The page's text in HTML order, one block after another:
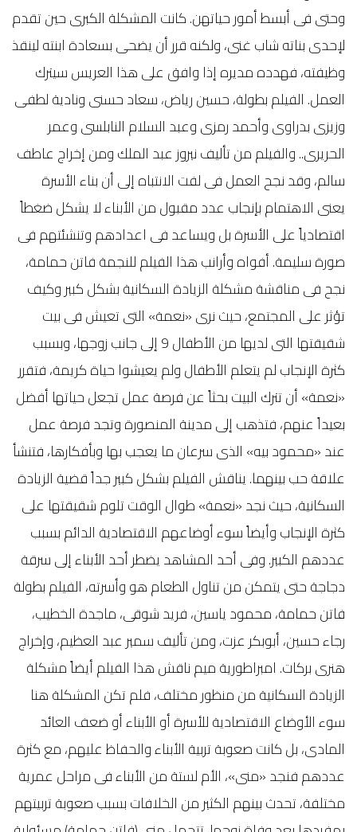
وحتى فى أبسط أمور حياتهن. كانت المشكلة الكبرى حين تقدم
لإحدى بناته شاب غنى، ولكنه قرر أن يضحى بسعادة ابنته لينقذ
وظيفته، فهدده مديره إذا وافق على هذا العريس سيترك
العمل. الفيلم بطولة، حسين رياض، سعاد حسنى ونادية لطفى
وزيزى بدراوى وأحمد رمزى وعبد السلام النابلسى وعمر
الحريرى.. والفيلم من تأليف نيروز عبد الملك ومن إخراج عاطف
سالم، وقد نجح العمل فى لفت الانتباه إلى أن بناء الأسرة
يعنى الاهتمام بإنجاب عدد مقبول من الأبناء لا يشكل ضغطاً
اقتصادياً على الأسرة بل ويساعد فى اعدادهم وتنشئتهم فى
صورة سليمة. أفواه وأرانب هذا الفيلم للنجمة فاتن حمامة،
نجح فى مناقشة مشكلة الزيادة السكانية بشكل كبير وكيف
تؤثر على المجتمع، حيث نرى «نعمة» التى تعيش فى بيت
شقيقتها التى لديها من الأطفال 9 إلى جانب زوجها، وبسبب
كثرة الإنجاب لم يتعلم الأطفال ولم يعيشوا حياة كريمة، فتقرر
«نعمة» أن تترك البيت بحثاً عن فرصة عمل تجعل حياتها أفضل
بعيداً عنهم، فتذهب إلى مدينة المنصورة وتجد فرصة عمل
عند «محمود بيه» الذى سرعان ما يعجب بها وبأفكارها، فتنشأ
علاقة حب بينهما. يناقش الفيلم بشكل كبير جداً قضية الزيادة
السكانية، حيث نجد «نعمة» طوال الوقت تلوم شقيقتها على
كثرة الإنجاب وأيضاً سوء أوضاعهم الاقتصادية الدائم بسبب
عددهم الكبير. وفى أحد المشاهد يضطر أحد الأبناء إلى سرقة
دجاجة حتى يتمكن من تناول الطعام هو وأسرته، الفيلم بطولة
فاتن حمامة، محمود ياسين، فريد شوقى، ماجدة الخطيب،
رجاء حسين، أبوبكر عزت، ومن تأليف سمير عبد العظيم، وإخراج
هنرى بركات. امبراطورية ميم ناقش هذا الفيلم أيضاً مشكلة
الزيادة السكانية من منظور مختلف، فلم تكن المشكلة هنا
سوء الأوضاع الاقتصادية للأسرة أو الأبناء أو ضعف العائد
المادى، بل كانت صعوبة تربية الأبناء والحفاظ عليهم، مع كثرة
عددهم فنجد «منى»، الأم لستة من الأبناء فى مراحل عمرية
مختلفة، تحدث بينهم الكثير من الخلافات بسبب صعوبة تربيتهم